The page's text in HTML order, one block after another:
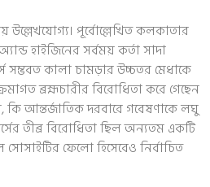
উল্লেখযোগ্য। পূর্বোল্লেখিত কলকাতার
হাইজিনের সর্বময় কর্তা সাদা
সম্ভবত কালা চামড়ার উচ্চতর মেধাকে
ব্রহ্মচারীর বিরোধিতা করে গেছেন
আন্তর্জাতিক দরবারে গবেষণাকে লঘু
তীব্র বিরোধিতা ছিল অন্যতম একটি
ফেলো হিসেবেও নির্বাচিত